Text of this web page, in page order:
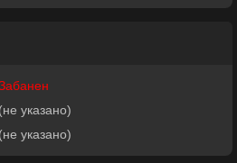
(не указано)
(не указано)